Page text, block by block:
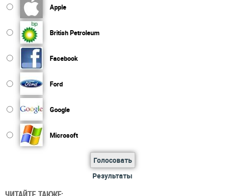
Apple
British Petroleum
Facebook
Ford
Google
Microsoft
Голосовать
Результаты